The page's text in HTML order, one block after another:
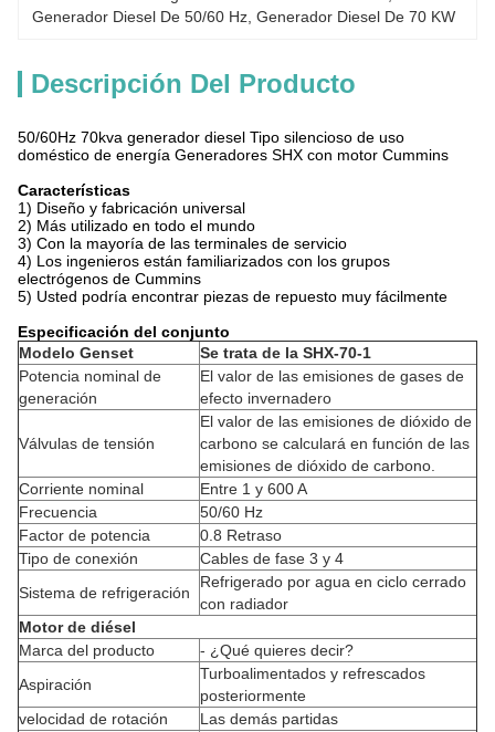
Generador Diesel De 50/60 Hz Generador Diesel De 70 KW
Descripción Del Producto
50/60Hz 70kva generador diesel Tipo silencioso de uso
doméstico de energía Generadores SHX con motor Cummins
Características
1) Diseño y fabricación universal
2) Más utilizado en todo el mundo
3) Con la mayoría de las terminales de servicio
4) Los ingenieros están familiarizados con los grupos
electrógenos de Cummins
5) Usted podría encontrar piezas de repuesto muy fácilmente
Especificación del conjunto
Modelo Genset
Se trata de la SHX-70-1
Potencia nominal de
generación
El valor de las emisiones de gases de
efecto invernadero
Válvulas de tensión
El valor de las emisiones de dióxido de
carbono se calculará en función de las
emisiones de dióxido de carbono.
Corriente nominal
Entre 1 y 600 A
Frecuencia
50/60 Hz
Factor de potencia
0.8 Retraso
Tipo de conexión
Cables de fase 3 y 4
Sistema de refrigeración
Refrigerado por agua en ciclo cerrado
con radiador
Motor de diésel
Marca del producto
- ¿Qué quieres decir?
Aspiración
Turboalimentados y refrescados
posteriormente
velocidad de rotación
Las demás partidas